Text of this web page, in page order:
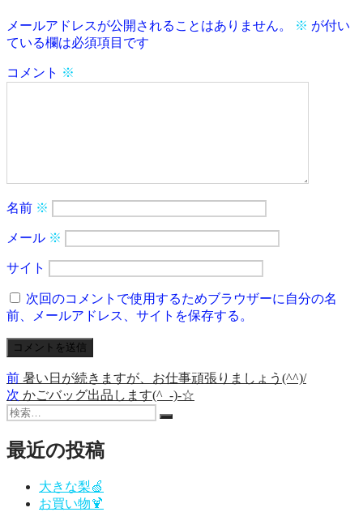
メールアドレスが公開されることはありません。 ※ が付い
ている欄は必須項目です
コメント ※
名前 ※
メール ※
サイト
次回のコメントで使用するためブラウザーに自分の名
前、メールアドレス、サイトを保存する。
投
稿
ビ
前 前
の
投
暑い日が続きますが、お仕事頑張りましょう(^^)/
次 次
の
稿:
かごバッグ出品します(^_-)-☆
検
検
最近の投稿
大きな梨🍏
お買い物🍹